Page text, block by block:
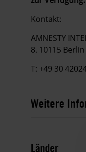
Kontakt:
AMNESTY
8. 10115 Berlin
T: +49 30
Weitere
Länder